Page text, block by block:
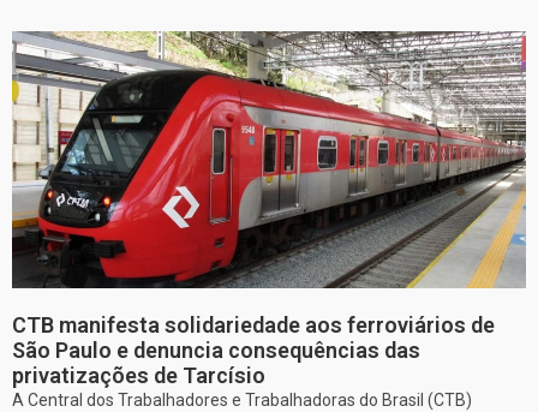
CTB manifesta solidariedade aos ferroviários de
São Paulo e denuncia consequências das
privatizações de Tarcísio
A Central dos Trabalhadores e Trabalhadoras do Brasil (CTB)